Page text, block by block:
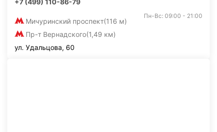
+7 (499) 110-86-79
Мичуринский проспект(116 м)
Пр-т Вернадского(1,49 км)
Пн-Вс: 09:00 - 21:00
ул. Удальцова, 60